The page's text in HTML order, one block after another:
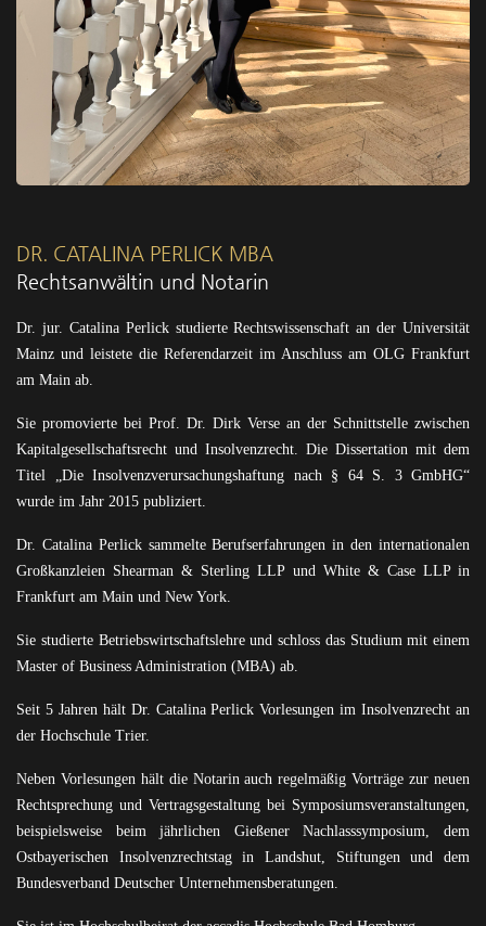
DR. CATALINA PERLICK MBA
Rechtsanwältin und Notarin
Dr. jur. Catalina Perlick studierte Rechtswissenschaft an der Universität
Mainz und leistete die Referendarzeit im Anschluss am OLG Frankfurt
am Main ab.
Sie promovierte bei Prof. Dr. Dirk Verse an der Schnittstelle zwischen
Kapitalgesellschaftsrecht und Insolvenzrecht. Die Dissertation mit dem
Titel „Die Insolvenzverursachungshaftung nach § 64 S. 3 GmbHG“
wurde im Jahr 2015 publiziert.
Dr. Catalina Perlick sammelte Berufserfahrungen in den internationalen
Großkanzleien Shearman & Sterling LLP und White & Case LLP in
Frankfurt am Main und New York.
Sie studierte Betriebswirtschaftslehre und schloss das Studium mit einem
Master of Business Administration (MBA) ab.
Seit 5 Jahren hält Dr. Catalina Perlick Vorlesungen im Insolvenzrecht an
der Hochschule Trier.
Neben Vorlesungen hält die Notarin auch regelmäßig Vorträge zur neuen
Rechtsprechung und Vertragsgestaltung bei Symposiumsveranstaltungen,
beispielsweise beim jährlichen Gießener Nachlasssymposium, dem
Ostbayerischen Insolvenzrechtstag in Landshut, Stiftungen und dem
Bundesverband Deutscher Unternehmensberatungen.